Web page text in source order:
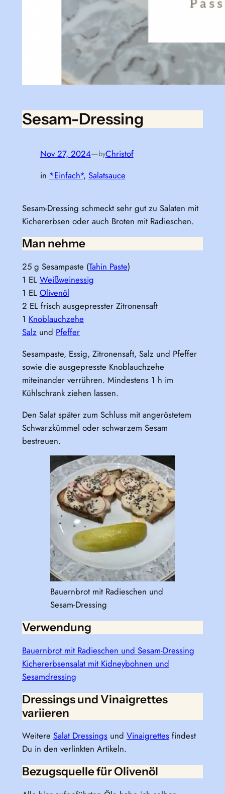
Sesam-Dressing
Nov 27, 2024—byChristof
in *Einfach*, Salatsauce
Sesam-Dressing schmeckt sehr gut zu Salaten mit
Kichererbsen oder auch Broten mit Radieschen.
Man nehme
25 g Sesampaste (Tahin Paste)
1 EL Weißweinessig
1 EL Olivenöl
2 EL frisch ausgepresster Zitronensaft
1 Knoblauchzehe
Salzund Pfeffer
Sesampaste, Essig, Zitronensaft, Salz und Pfeffer
sowie die ausgepresste Knoblauchzehe
miteinander verrühren. Mindestens 1 h im
Kühlschrank ziehen lassen.
Den Salat später zum Schluss mit angeröstetem
Schwarzkümmel oder schwarzem Sesam
bestreuen.
Bauernbrot mit Radieschen und
Sesam-Dressing
Verwendung
Bauernbrot mit Radieschen und Sesam-Dressing
Kichererbsensalat mit Kidneybohnen und
Sesamdressing
Dressings und Vinaigrettes
variieren
Weitere Salat Dressingsund Vinaigrettesfindest
Du in den verlinkten Artikeln.
Bezugsquelle für Olivenöl